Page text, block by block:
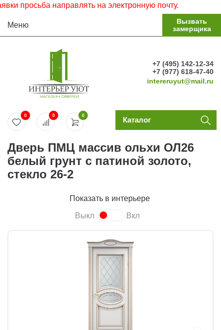
направлять на электронную почту.
Меню
Вызвать
замерщика
+7 (495) 142-12-34
+7 (977) 618-47-40
intereruyut@mail.ru
0
0 0 Каталог
Дверь ПМЦ массив ольхи ОЛ26
белый грунт с патиной золото,
стекло 26-2
Показать в интерьере
Выкл Вкл